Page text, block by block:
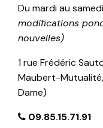
Du mardi au
modifications
nouvelles)
1 rue Frédéric
Maubert-Mutualité,
Dame)
09.85.15.71.91